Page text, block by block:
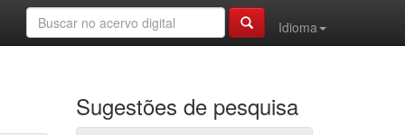
Idioma
Sugestões de pesquisa